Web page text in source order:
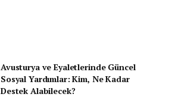
Avusturya ve Eyaletlerinde Güncel
Sosyal Yardımlar: Kim, Ne Kadar
Destek Alabilecek?